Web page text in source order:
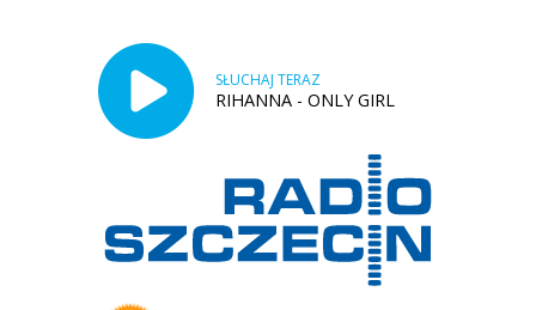
SŁUCHAJ TERAZ
RIHANNA - ONLY GIRL